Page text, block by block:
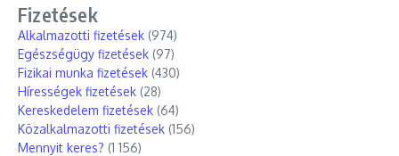
Fizetések
Alkalmazotti fizetések (974)
Egészségügy fizetések (97)
Fizikai munka fizetések (430)
Hírességek fizetések (28)
Kereskedelem fizetések (64)
Közalkalmazotti fizetések (156)
Mennyit keres? (1 156)